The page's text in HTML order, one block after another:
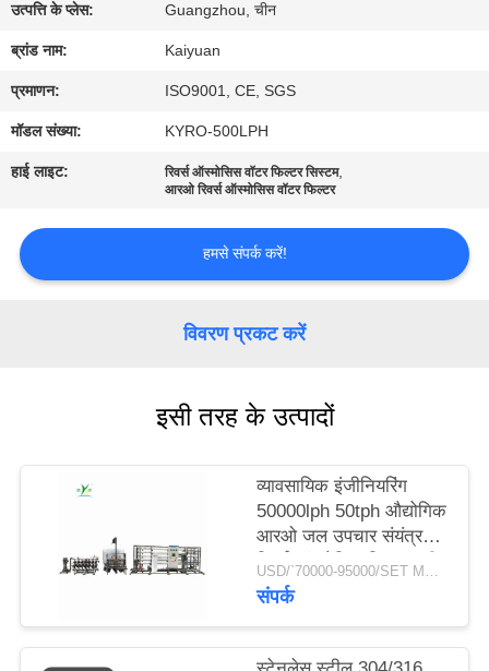
नियंत्रण
संपर्क
करें
उद्धरण
का
COMPANY
POLICY
उत्पत्ति के प्लेस: Guangzhou, चीन
ब्रांड नाम: Kaiyuan
प्रमाणन: ISO9001, CE, SGS
मॉडल संख्या: KYRO-500LPH
हाई लाइट: रिवर्स ऑस्मोसिस वॉटर फिल्टर सिस्टम,
आरओ रिवर्स ऑस्मोसिस वॉटर फिल्टर
हमसे संपर्क करें!
विवरण प्रकट करें
इसी तरह के उत्पादों
व्यावसायिक इंजीनियरिंग
50000lph 50tph औद्योगिक
आरओ जल उपचार संयंत्र
रिवर्स ऑस्मोसिस सिस्टम की
बड़ी क्षमता
USD/`70000-95000/SET MOQ:एक सेट
संपर्क